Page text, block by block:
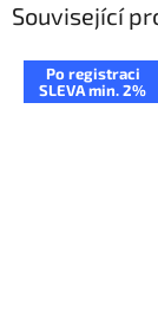
Související
Po registraci
SLEVA min. 2%